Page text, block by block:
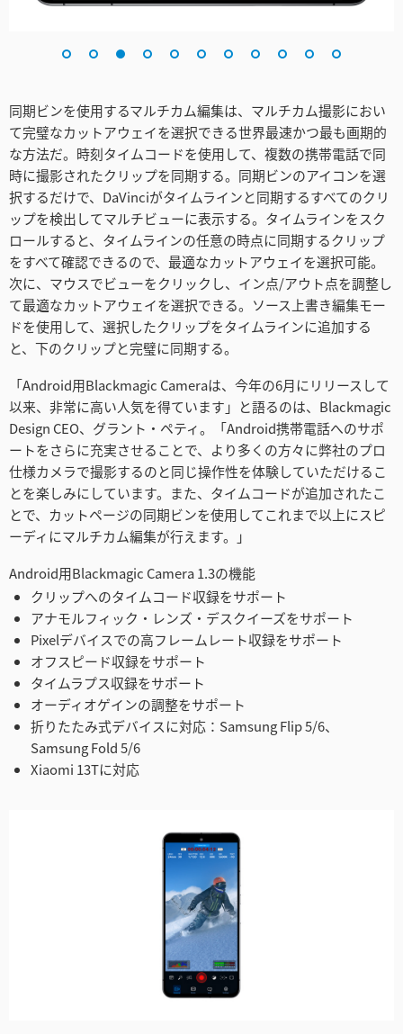
同期ビンを使用するマルチカム編集は、マルチカム撮影におい
て完璧なカットアウェイを選択できる世界最速かつ最も画期的
な方法だ。時刻タイムコードを使用して、複数の携帯電話で同
時に撮影されたクリップを同期する。同期ビンのアイコンを選
択するだけで、DaVinciがタイムラインと同期するすべてのクリ
ップを検出してマルチビューに表示する。タイムラインをスク
ロールすると、タイムラインの任意の時点に同期するクリップ
をすべて確認できるので、最適なカットアウェイを選択可能。
次に、マウスでビューをクリックし、イン点/アウト点を調整し
て最適なカットアウェイを選択できる。ソース上書き編集モー
ドを使用して、選択したクリップをタイムラインに追加する
と、下のクリップと完璧に同期する。
「Android用Blackmagic Cameraは、今年の6月にリリースして
以来、非常に高い人気を得ています」と語るのは、Blackmagic
Design CEO、グラント・ペティ。「Android携帯電話へのサポ
ートをさらに充実させることで、より多くの方々に弊社のプロ
仕様カメラで撮影するのと同じ操作性を体験していただけるこ
とを楽しみにしています。また、タイムコードが追加されたこ
とで、カットページの同期ビンを使用してこれまで以上にスピ
ーディにマルチカム編集が行えます。」
Android用Blackmagic Camera 1.3の機能
クリップへのタイムコード収録をサポート
アナモルフィック・レンズ・デスクイーズをサポート
Pixelデバイスでの高フレームレート収録をサポート
オフスピード収録をサポート
タイムラプス収録をサポート
オーディオゲインの調整をサポート
折りたたみ式デバイスに対応：Samsung Flip 5/6、
Samsung Fold 5/6
Xiaomi 13Tに対応